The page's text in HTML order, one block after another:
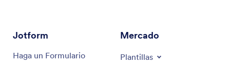
Jotform
Haga un Formulario
Mercado
Plantillas